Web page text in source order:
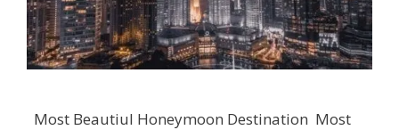
Most Beautiul Honeymoon Destination Most